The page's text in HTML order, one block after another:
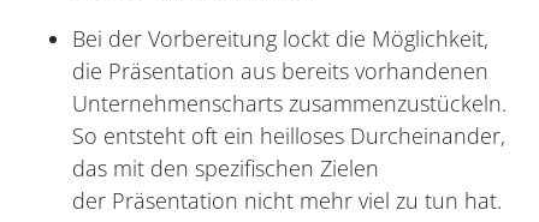
Bei der Vorbereitung lockt die Möglichkeit,
die Präsentation aus bereits vorhandenen
Unternehmenscharts zusammenzustückeln.
So entsteht oft ein heilloses Durcheinander,
das mit den spezifischen Zielen
der Präsentation nicht mehr viel zu tun hat.